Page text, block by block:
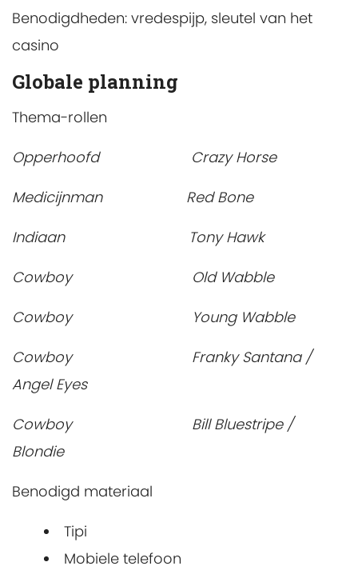
Benodigdheden: vredespijp, sleutel van het
casino
Globale planning
Thema-rollen
Opperhoofd Crazy Horse
Medicijnman Red Bone
Indiaan Tony Hawk
Cowboy Old Wabble
Cowboy Young Wabble
Cowboy Franky Santana /
Angel Eyes
Cowboy Bill Bluestripe /
Blondie
Benodigd materiaal
Tipi
Mobiele telefoon